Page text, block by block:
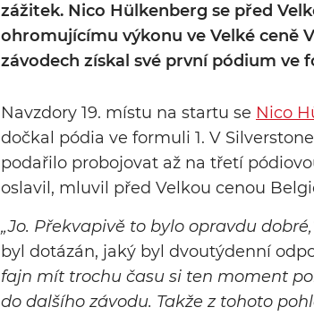
zážitek. Nico Hülkenberg se před
ohromujícímu výkonu ve Velké ceně
závodech získal své první pódium ve
Navzdory 19. místu na startu se Nico
dočkal pódia ve formuli 1. V
podařilo probojovat až na třetí
oslavil, mluvil před Velkou cenou
„Jo. Překvapivě to bylo opravdu
byl dotázán, jaký byl dvoutýdenní
fajn mít trochu času si ten moment
do dalšího závodu. Takže z tohoto